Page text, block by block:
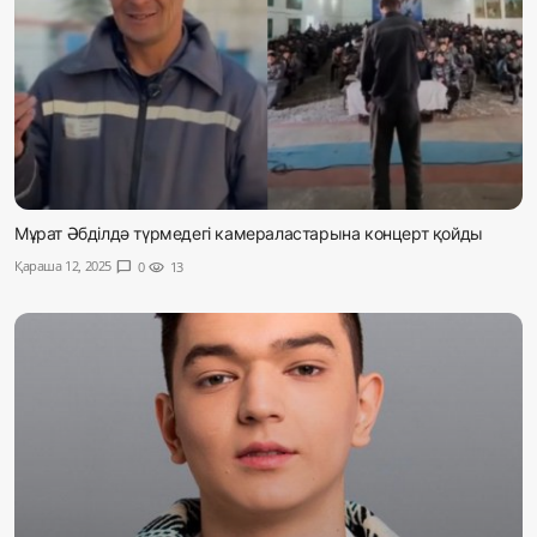
Мұрат Әбділдә түрмедегі камераластарына концерт қойды
Қараша 12, 2025 chat_bubble 0 visibility 13